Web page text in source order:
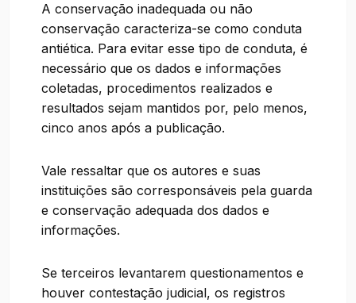
A conservação inadequada ou não
conservação caracteriza-se como conduta
antiética. Para evitar esse tipo de conduta, é
necessário que os dados e informações
coletadas, procedimentos realizados e
resultados sejam mantidos por, pelo menos,
cinco anos após a publicação.
Vale ressaltar que os autores e suas
instituições são corresponsáveis pela guarda
e conservação adequada dos dados e
informações.
Se terceiros levantarem questionamentos e
houver contestação judicial, os registros